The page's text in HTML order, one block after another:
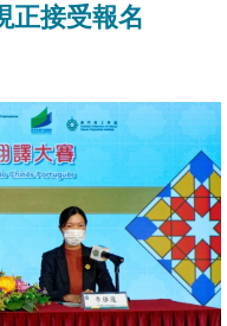
正接受報名